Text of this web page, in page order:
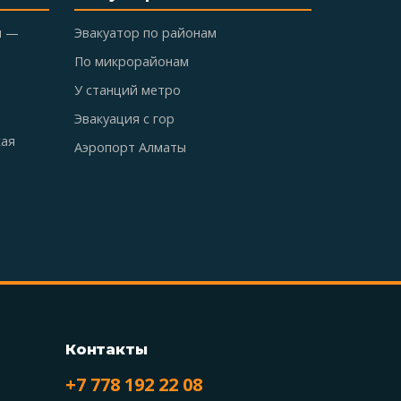
—
Эвакуатор по районам
По микрорайонам
У станций метро
Эвакуация с гор
Аэропорт Алматы
Контакты
+7 778 192 22 08